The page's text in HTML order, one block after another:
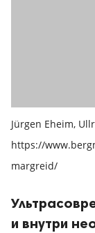
Jürgen Eheim,
https://
margreid/
и внутри